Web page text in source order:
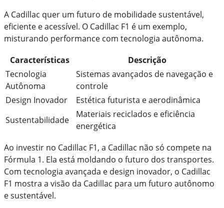
A Cadillac quer um futuro de mobilidade sustentável,
eficiente e acessível. O Cadillac F1 é um exemplo,
misturando performance com tecnologia autônoma.
Características
Descrição
Tecnologia
Autônoma
Sistemas avançados de navegação e
controle
Design Inovador
Estética futurista e aerodinâmica
Sustentabilidade
Materiais reciclados e eficiência
energética
Ao investir no Cadillac F1, a Cadillac não só compete na
Fórmula 1. Ela está moldando o futuro dos transportes.
Com tecnologia avançada e design inovador, o Cadillac
F1 mostra a visão da Cadillac para um futuro autônomo
e sustentável.